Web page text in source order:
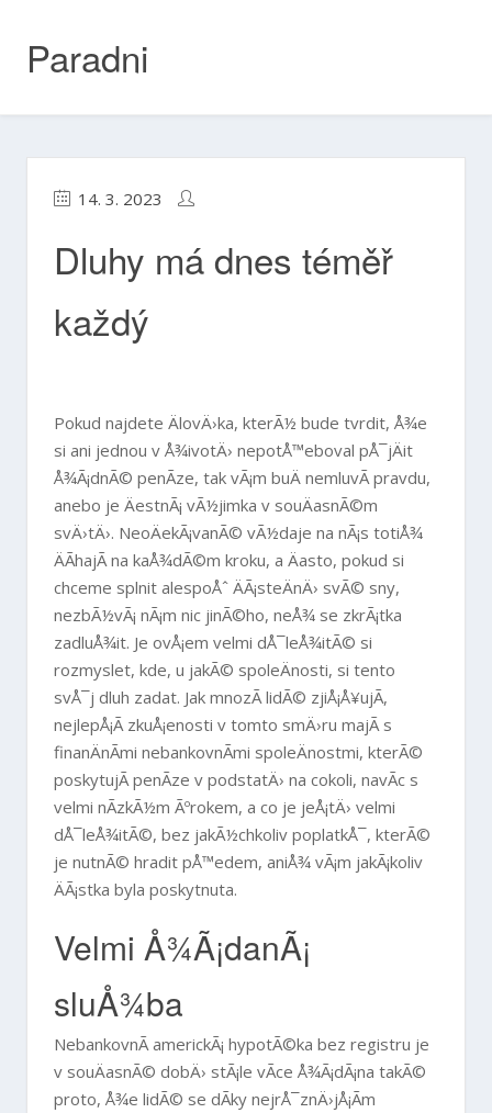
contentParadni
14. 3. 2023
Dluhy má dnes téměř
každý
Pokud najdete ÄlovÄ›ka, kterÃ½ bude tvrdit, Å¾e
si ani jednou v Å¾ivotÄ› nepotÅ™eboval pÅ¯jÄit
Å¾Ã¡dnÃ© penÃ­ze, tak vÃ¡m buÄ nemluvÃ­ pravdu,
anebo je ÄestnÃ¡ vÃ½jimka v souÄasnÃ©m
svÄ›tÄ›. NeoÄekÃ¡vanÃ© vÃ½daje na nÃ¡s totiÅ¾
ÄÃ­hajÃ­ na kaÅ¾dÃ©m kroku, a Äasto, pokud si
chceme splnit alespoÅˆ ÄÃ¡steÄnÄ› svÃ© sny,
nezbÃ½vÃ¡ nÃ¡m nic jinÃ©ho, neÅ¾ se zkrÃ¡tka
zadluÅ¾it. Je ovÅ¡em velmi dÅ¯leÅ¾itÃ© si
rozmyslet, kde, u jakÃ© spoleÄnosti, si tento
svÅ¯j dluh zadat. Jak mnozÃ­ lidÃ© zjiÅ¡Å¥ujÃ­,
nejlepÅ¡Ã­ zkuÅ¡enosti v tomto smÄ›ru majÃ­ s
finanÄnÃ­mi nebankovnÃ­mi spoleÄnostmi, kterÃ©
poskytujÃ­ penÃ­ze v podstatÄ› na cokoli, navÃ­c s
velmi nÃ­zkÃ½m Ãºrokem, a co je jeÅ¡tÄ› velmi
dÅ¯leÅ¾itÃ©, bez jakÃ½chkoliv poplatkÅ¯, kterÃ©
je nutnÃ© hradit pÅ™edem, aniÅ¾ vÃ¡m jakÃ¡koliv
ÄÃ¡stka byla poskytnuta.
Velmi Å¾Ã¡danÃ¡
sluÅ¾ba
NebankovnÃ­americkÃ¡ hypotÃ©ka bez registru je
v souÄasnÃ© dobÄ› stÃ¡le vÃ­ce Å¾Ã¡dÃ¡na takÃ©
proto, Å¾e lidÃ© se dÃ­ky nejrÅ¯znÄ›jÅ¡Ã­m